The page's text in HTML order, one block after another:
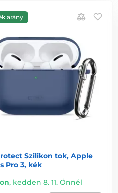
arány
Szilikon tok, Apple
Pro 3, kék
, kedden 8. 11. Önnél